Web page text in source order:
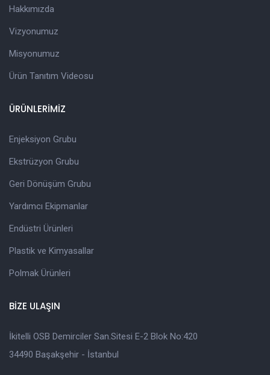
Hakkımızda
Vizyonumuz
Misyonumuz
Ürün Tanıtım Videosu
ÜRÜNLERİMİZ
Enjeksiyon Grubu
Ekstrüzyon Grubu
Geri Dönüşüm Grubu
Yardımcı Ekipmanlar
Endüstri Ürünleri
Plastik ve Kimyasallar
Polmak Ürünleri
BİZE ULAŞIN
İkitelli OSB Demirciler San.Sitesi E-2 Blok No:420
34490 Başakşehir - İstanbul